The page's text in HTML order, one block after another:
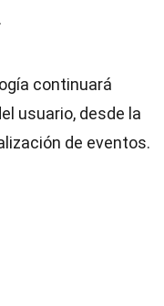
continuará
usuario, desde la
de eventos.